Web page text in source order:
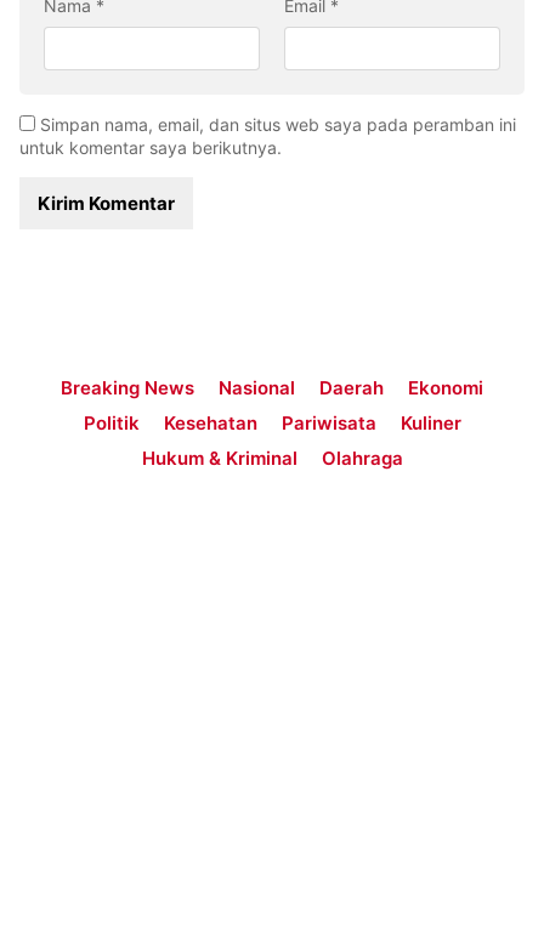
Nama * Email *
Simpan nama, email, dan situs web saya pada peramban ini
untuk komentar saya berikutnya.
Breaking News Nasional Daerah
Ekonomi
Politik
Kesehatan Pariwisata
Kuliner
Hukum & Kriminal
Olahraga